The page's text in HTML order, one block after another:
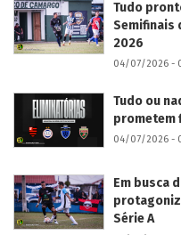
Tudo
Semifinais
2026
04/07/2026 -
Tudo ou
prometem
04/07/2026 -
Em busca
Série A